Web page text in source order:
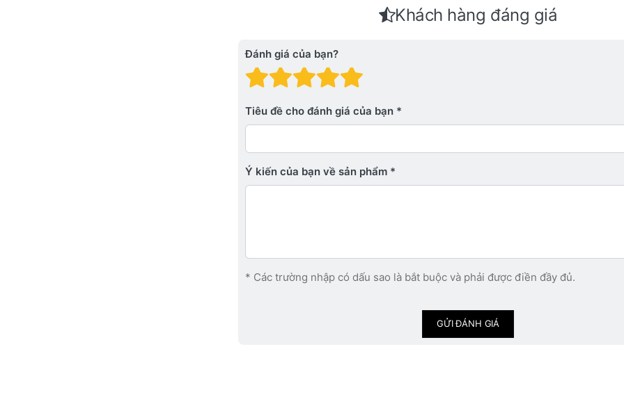
Khách hàng đáng giá
Đánh giá của bạn?
Đánh giá: 4 trên 5 sao.
Đánh giá: 3 trên 5 sao.
Đánh giá: 2 trên 5 sao.
Đánh giá: 1 trên 5 sao. Xấu
Tiêu đề cho đánh giá của bạn
Ý kiến ​​của bạn về sản phẩm
* Các trường nhập có dấu sao là bắt buộc và phải được điền đầy đủ.
GỬI ĐÁNH GIÁ